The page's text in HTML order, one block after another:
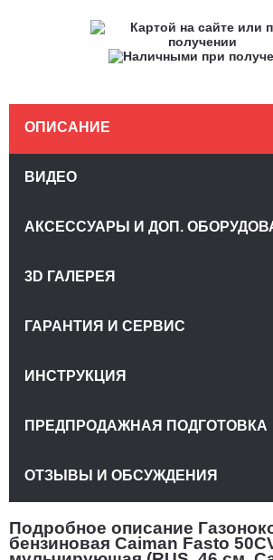
Подробное описание
бензиновая Caiman Fasto
ОПИСАНИЕ
ВИДЕО
АКСЕССУАРЫ И ДОП.
3D ГАЛЕРЕЯ
ГАРАНТИЯ И СЕРВИС
ИНСТРУКЦИЯ
ПРЕДПРОДАЖНАЯ ПОДГОТОВКА
ОТЗЫВЫ И ОБСУЖДЕНИЯ